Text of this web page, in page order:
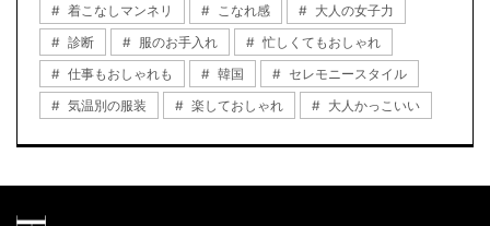
着こなしマンネリ こなれ感
大人の女子力
診断
服のお手入れ
忙しくてもおしゃれ
仕事もおしゃれも
韓国
セレモニースタイル
気温別の服装
楽しておしゃれ 大人かっこいい